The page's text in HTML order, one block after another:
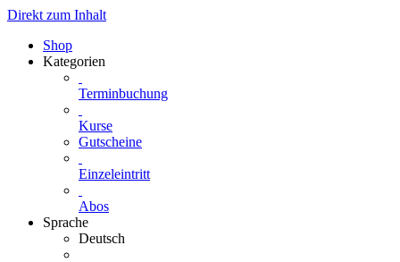
Direkt zum Inhalt
Shop
Kategorien
Terminbuchung
Kurse
Gutscheine
Einzeleintritt
Abos
Sprache
Deutsch